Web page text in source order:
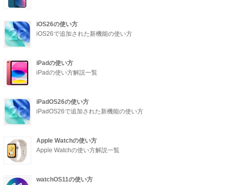
iOS26の使い方
iOS26で追加された新機能の使い方
iPadの使い方
iPadの使い方解説一覧
iPadOS26の使い方
iPadOS26で追加された新機能の使い方
Apple Watchの使い方
Apple Watchの使い方解説一覧
watchOS11の使い方